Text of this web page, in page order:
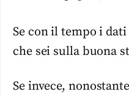
Se con il tempo i
che sei sulla buona
Se invece,